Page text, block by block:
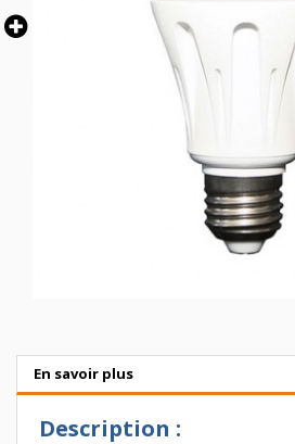
En savoir plus
Description :